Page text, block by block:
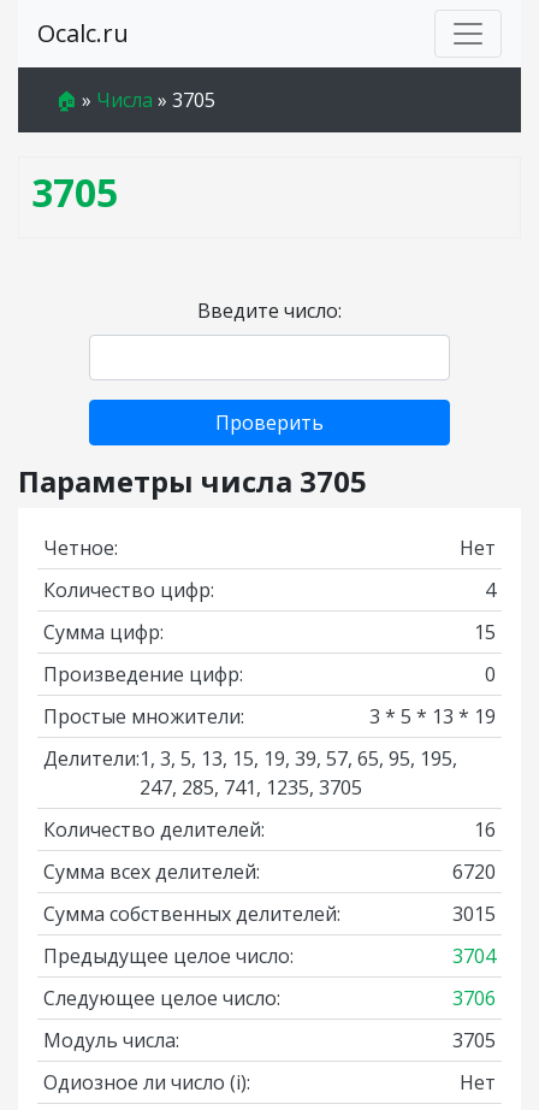
Ocalc.ru
🏠 » Числа » 3705
3705
Введите число:
Проверить
Параметры числа 3705
Четное:
Нет
Количество цифр:
4
Сумма цифр:
15
Произведение цифр:
0
Простые множители:
3 * 5 * 13 * 19
Делители:1, 3, 5, 13, 15, 19, 39, 57, 65, 95, 195,
247, 285, 741, 1235, 3705
Количество делителей:
16
Сумма всех делителей:
6720
Сумма собственных делителей:
3015
Предыдущее целое число:
3704
Следующее целое число:
3706
Модуль числа:
3705
Одиозное ли число (i):
Нет